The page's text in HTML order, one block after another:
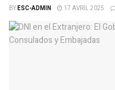
BYESC-ADMIN 17 AVRIL 2025